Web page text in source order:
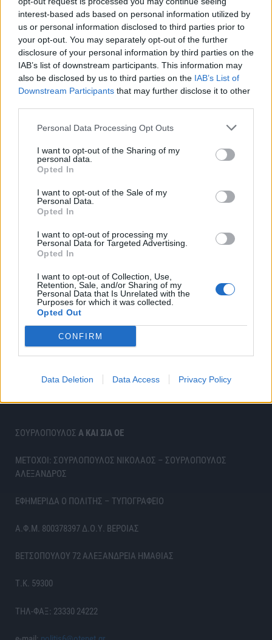
interest-based ads based on personal information utilized by
us or personal information disclosed to third parties prior to
your opt-out. You may separately opt-out of the further
disclosure of your personal information by third parties on the
IAB’s list of downstream participants. This information may
also be disclosed by us to third parties on the IAB’s List of
Downstream Participants that may further disclose it to other
Personal Data Processing Opt Outs
I want to opt-out of the Sharing of my
personal data.
Opted In
I want to opt-out of the Sale of my
Personal Data.
Opted In
I want to opt-out of processing my
Personal Data for Targeted Advertising.
Opted In
I want to opt-out of Collection, Use,
Retention, Sale, and/or Sharing of my
Personal Data that Is Unrelated with the
Purposes for which it was collected.
Opted Out
CONFIRM
Data Deletion Data Access Privacy Policy
ΣΟΥΡΛΟΠΟΥΛΟΣ Α ΚΑΙ ΣΙΑ ΟΕ
ΜΕΤΟΧΟΙ: ΣΟΥΡΛΟΠΟΥΛΟΣ ΝΙΚΟΛΑΟΣ – ΣΟΥΡΛΟΠΟΥΛΟΣ
ΑΛΕΞΑΝΔΡΟΣ
ΕΦΗΜΕΡΙΔΑ Ο ΠΟΛΙΤΗΣ – ΤΥΠΟΓΡΑΦΕΙΟ
Α.Φ.Μ. 800378397 Δ.Ο.Υ. ΒΕΡΟΙΑΣ
ΒΕΤΣΟΠΟΥΛΟΥ 72 ΑΛΕΞΑΝΔΡΕΙΑ ΗΜΑΘΙΑΣ
Τ.Κ. 59300
ΤΗΛ-ΦΑΞ: 23330 24222